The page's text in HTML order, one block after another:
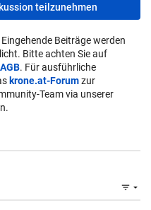
teilzunehmen
Beiträge werden
Bitte achten Sie auf
AGB. Für ausführliche
krone.at-Forumzur
Team via unserer